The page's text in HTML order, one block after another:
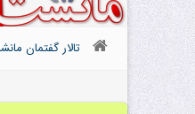
تالار گفتمان